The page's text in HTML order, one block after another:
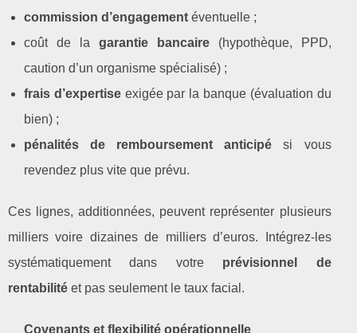
commission d’engagement éventuelle ;
coût de la garantie bancaire(hypothèque, PPD,
caution d’un organisme spécialisé) ;
frais d’expertiseexigée par la banque (évaluation du
bien) ;
pénalités de remboursement anticipé si vous
revendez plus vite que prévu.
Ces lignes, additionnées, peuvent représenter plusieurs
milliers voire dizaines de milliers d’euros. Intégrez‑les
systématiquement dans votre prévisionnel de
rentabilité et pas seulement le taux facial.
Covenants et flexibilité opérationnelle